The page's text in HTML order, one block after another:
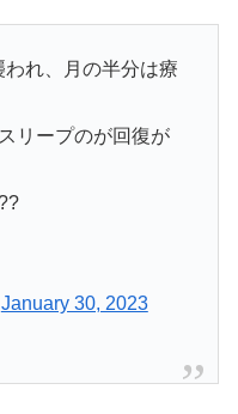
れ、月の半分は療
リープのが回復が
January 30, 2023